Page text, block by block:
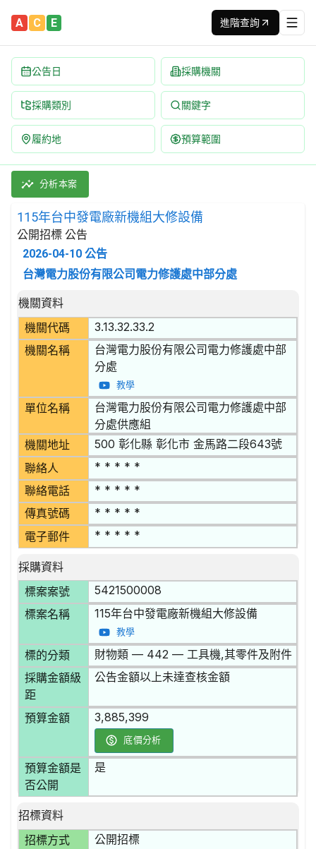
A C E 進階查詢
公告日 採購機關
採購類別 關鍵字
履約地 預算範圍
115年台中發電廠新機組大修設備 招標公告 | 案號：
採購類別：財物類 工具機,其零件及附件 | 招標方式：公開
分析本案
115年台中發電廠新機組大修設備
公開招標 公告
2026-04-10 公告
台灣電力股份有限公司電力修護處中部分處
招標公告詳細內容
機關資料
機關代碼
3.13.32.33.2
機關名稱
台灣電力股份有限公司電力修護處中部
分處
教學
單位名稱
台灣電力股份有限公司電力修護處中部
分處供應組
機關地址 500 彰化縣 彰化市 金馬路二段643號
聯絡人 * * * * *
聯絡電話 * * * * *
傳真號碼 * * * * *
電子郵件 * * * * *
採購資料
標案案號
5421500008
標案名稱 115年台中發電廠新機組大修設備
教學
標的分類 財物類 — 442 — 工具機,其零件及附件
採購金額級
距
公告金額以上未達查核金額
預算金額 3,885,399
底價分析
預算金額是
否公開
是
招標資料
招標方式
公開招標